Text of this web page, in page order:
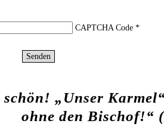
CAPTCHA Code*
schön! „Unser
ohne den Bischof!“